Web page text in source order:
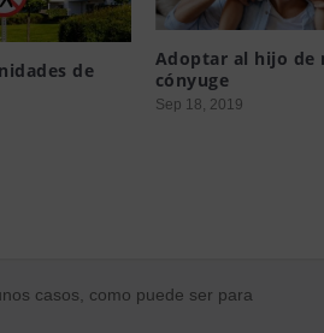
general, sea libre,
que haya una declaración de los
casos, como puede ser para
de
Adoptar al hijo de
cónyuge
Sep 18, 2019